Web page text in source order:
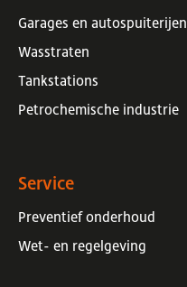
Garages en autospuiterijen
Wasstraten
Tankstations
Petrochemische industrie
Service
Preventief onderhoud
Wet- en regelgeving